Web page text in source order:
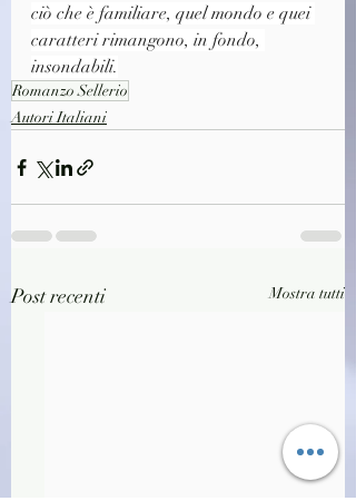
ciò che è familiare, quel mondo e quei
caratteri rimangono, in fondo,
insondabili.
Romanzo Sellerio
Autori Italiani
Post recenti Mostra tutti